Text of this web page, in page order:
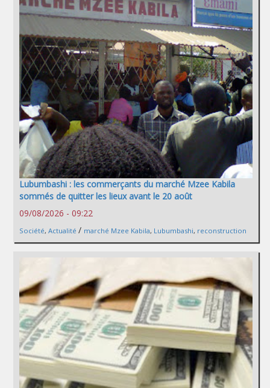
Lubumbashi : les commerçants du marché Mzee Kabila
sommés de quitter les lieux avant le 20 août
09/08/2026 - 09:22
Société, Actualité / marché Mzee Kabila, Lubumbashi, reconstruction